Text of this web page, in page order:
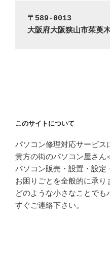
〒589-0013
大阪府大阪狭山市茱萸
このサイトについて
パソコン修理対応サービス
貴方の街のパソコン屋さ
パソコン販売・設置・設定
お困りごとを全般的に承り
どのような小さなことで
すぐご連絡下さい。